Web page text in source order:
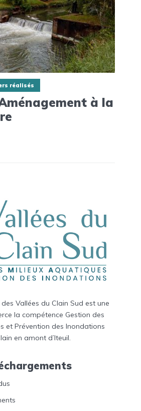
réalisés
à la
Vallées du Clain Sud est une
la compétence Gestion des
et Prévention des Inondations
en amont d’Iteuil.